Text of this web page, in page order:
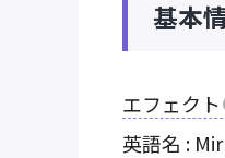
基本
エフェクト
英語名 :